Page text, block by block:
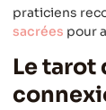
praticiens
sacrées pour
Le tarot